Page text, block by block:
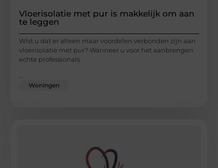
Vloerisolatie met pur is makkelijk om aan
te leggen
Wist u dat er alleen maar voordelen verbonden zijn aan
vloerisolatie met pur? Wanneer u voor het aanbrengen
echte professionals
Woningen